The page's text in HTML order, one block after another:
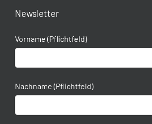
Newsletter
Vorname (Pflichtfeld)
Nachname (Pflichtfeld)